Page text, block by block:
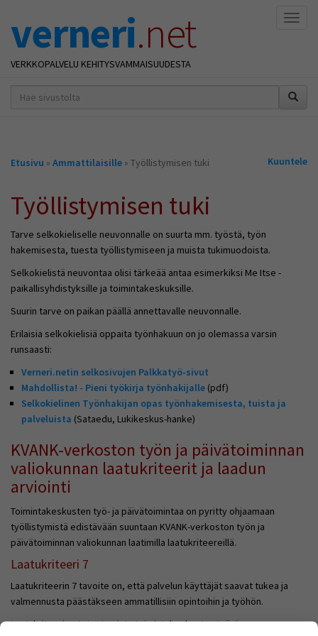
verneri.net
VERKKOPALVELU KEHITYSVAMMAISUUDESTA
hakusana(t)
Olet
Etusivu » Ammattilaisille » Työllistymisen tuki Kuuntele
Työllistymisen tuki
Tarve selkokieliselle neuvonnalle on suurta mm. työstä, työn
hakemisesta, tuesta työllistymiseen ja muista tukimuodoista.
Selkokielistä neuvontaa olisi tärkeää antaa esimerkiksi Me Itse -
paikallisyhdistyksille ja toimintakeskuksille.
Suurin tarve on paikan päällä annettavalle neuvonnalle.
Erilaisia selkokielisiä oppaita työnhakuun on jo olemassa varsin
runsaasti:
Verneri.netin selkosivujen Palkkatyö-sivut
Mahdollista! - Pieni työkirja työnhakijalle (pdf)
Selkokielinen Työnhakijan opas työnhakemisesta, tuista ja
palveluista (Sataedu, Lukikeskus-hanke)
KVANK-verkoston työn ja päivätoiminnan
valiokunnan laatukriteerit ja laadun
arviointi
Toimintakeskusten työ- ja päivätoimintaa on pyritty ohjaamaan
työllistymistä edistävään suuntaan KVANK-verkoston työn ja
päivätoiminnan valiokunnan laatimilla laatukriteereillä.
Laatukriteeri 7
Laatukriteerin 7 tavoite on, että palvelun käyttäjät saavat tukea ja
valmennusta päästäkseen ammatillisiin opintoihin ja työhön.
Laatukriteerien toteutumista toimintakeskusten työ- ja